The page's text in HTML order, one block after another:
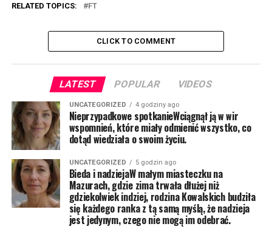
RELATED TOPICS: FT
CLICK TO COMMENT
LATEST POPULAR VIDEOS
UNCATEGORIZED 4 godziny ago
Nieprzypadkowe spotkanieWciągnął ją w wir
wspomnień, które miały odmienić wszystko, co
dotąd wiedziała o swoim życiu.
UNCATEGORIZED 5 godzin ago
Bieda i nadziejaW małym miasteczku na
Mazurach, gdzie zima trwała dłużej niż
gdziekolwiek indziej, rodzina Kowalskich budziła
się każdego ranka z tą samą myślą, że nadzieja
jest jedynym, czego nie mogą im odebrać.